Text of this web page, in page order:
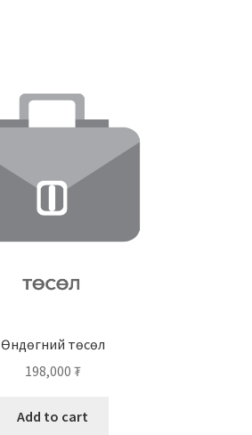
Өндөгний төсөл
198,000 ₮
Add to cart